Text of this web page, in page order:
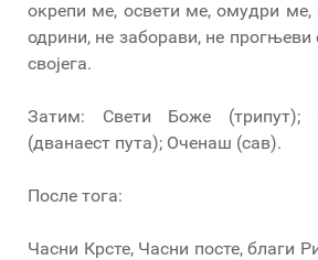
окрепи ме, освети ме, омудри ме,
одрини, не заборави, не прогњеви
својега.
Затим: Свети Боже (трипут);
(дванаест пута); Оченаш (сав).
После тога:
Часни Крсте, Часни посте, благи